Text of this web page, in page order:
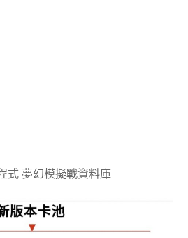
式 夢幻模擬戰資料庫